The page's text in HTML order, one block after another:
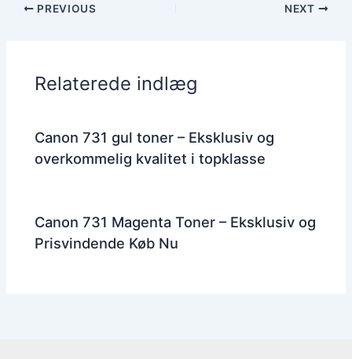
PREVIOUS NEXT
Relaterede indlæg
Canon 731 gul toner – Eksklusiv og
overkommelig kvalitet i topklasse
Canon 731 Magenta Toner – Eksklusiv og
Prisvindende Køb Nu